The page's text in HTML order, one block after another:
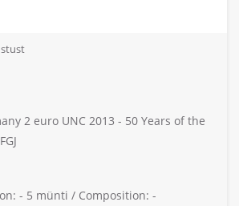
2 euro UNC 2013 - 50 Years of the
- 5 münti / Composition: -